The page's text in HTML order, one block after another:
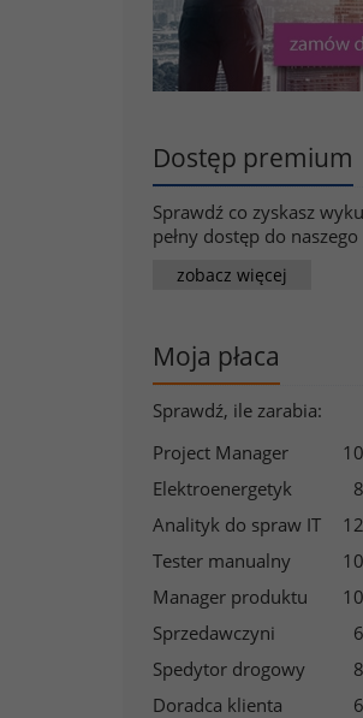
Dostęp premium
Sprawdź co zyskasz
pełny dostęp do
zobacz więcej
Moja płaca
Sprawdź, ile zarabia:
Project Manager
Elektroenergetyk
Analityk do spraw IT
Tester manualny
Manager produktu
Sprzedawczyni
Spedytor drogowy
Doradca klienta